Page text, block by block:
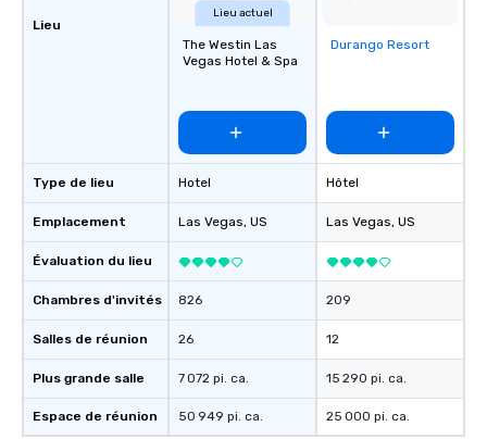
Lieu
Type de lieu
Emplacement
Évaluation du lieu
Chambres d'invités
Salles de réunion
Plus grande salle
Espace de réunion
Lieu actuel
The Westin Las
Vegas Hotel & Spa
Hotel
Las Vegas, US
826
26
7 072 pi. ca.
50 949 pi. ca.
Removed from
Durango Resort
Hôtel
Las Vegas, US
209
12
15 290 pi. ca.
25 000 pi. ca.